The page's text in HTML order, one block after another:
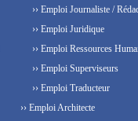
›› Emploi Journaliste /
›› Emploi Juridique
›› Emploi Ressources
›› Emploi Superviseurs
›› Emploi Traducteur
›› Emploi Architecte